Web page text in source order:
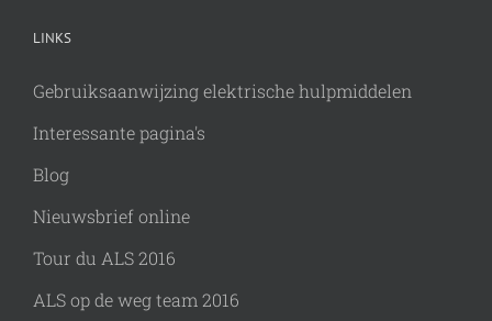
LINKS
Gebruiksaanwijzing elektrische hulpmiddelen
Interessante pagina's
Blog
Nieuwsbrief online
Tour du ALS 2016
ALS op de weg team 2016